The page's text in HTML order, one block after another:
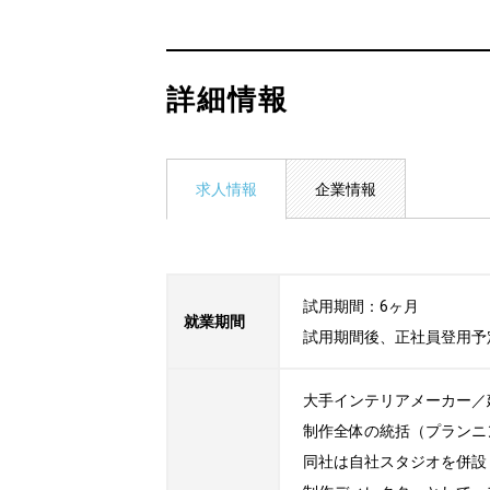
詳細情報
求人情報 企業情報
就業期間
試用期間：6ヶ月
試用期間後、正社員登用
大手インテリアメーカー
制作全体の統括（プラン
同社は自社スタジオを併